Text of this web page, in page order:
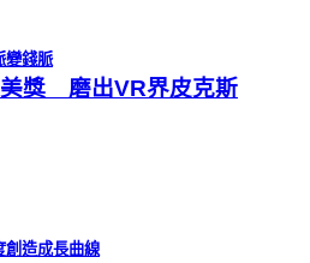
變錢脈
獎 磨出VR界皮克斯
創造成長曲線